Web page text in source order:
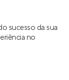
sucesso da sua
no